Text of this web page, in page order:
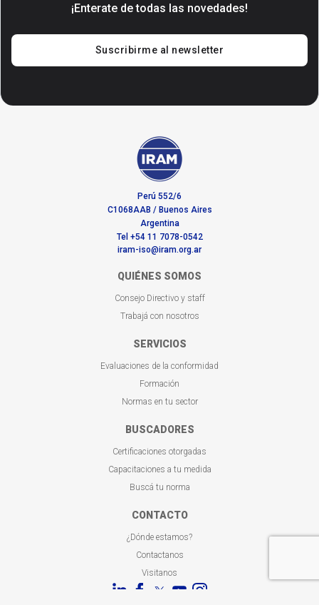
¡Enterate de todas las novedades!
Suscribirme al newsletter
Perú 552/6
C1068AAB / Buenos Aires
Argentina
Tel +54 11 7078-0542
iram-iso@iram.org.ar
QUIÉNES SOMOS
Consejo Directivo y staff
Trabajá con nosotros
SERVICIOS
Evaluaciones de la conformidad
Formación
Normas en tu sector
BUSCADORES
Certificaciones otorgadas
Capacitaciones a tu medida
Buscá tu norma
CONTACTO
¿Dónde estamos?
Contactanos
Visitanos